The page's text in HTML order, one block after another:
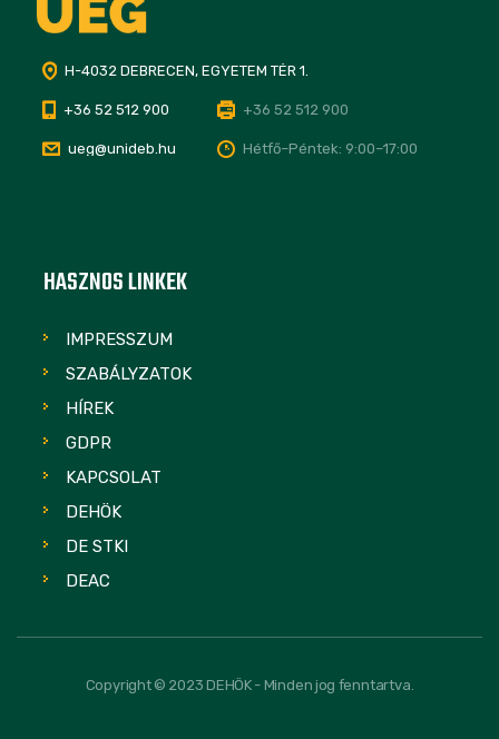
H-4032 DEBRECEN, EGYETEM TÉR 1.
+36 52 512 900 +36 52 512 900
ueg@unideb.hu Hétfő–Péntek: 9:00–17:00
HASZNOS LINKEK
IMPRESSZUM
SZABÁLYZATOK
HÍREK
GDPR
KAPCSOLAT
DEHÖK
DE STKI
DEAC
Copyright © 2023 DEHÖK - Minden jog fenntartva.